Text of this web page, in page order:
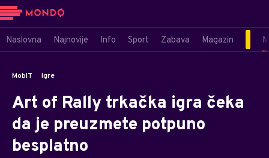
Naslovna Najnovije Info Sport Zabava Magazin
MobIT Igre
Art of Rally trkačka igra čeka
da je preuzmete potpuno
besplatno